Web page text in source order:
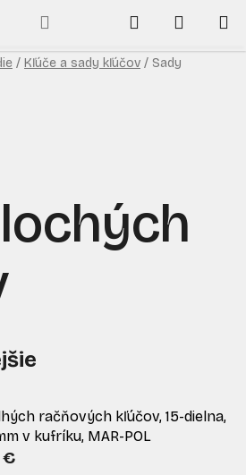
Hľadať
KOŠÍK
/ Kľúče a sady kľúčov / Sady
račňových kľúčov, 15-dielna,
v kufríku, MAR-POL
€